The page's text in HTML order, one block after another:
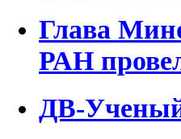
Глава
РАН
ДВ-